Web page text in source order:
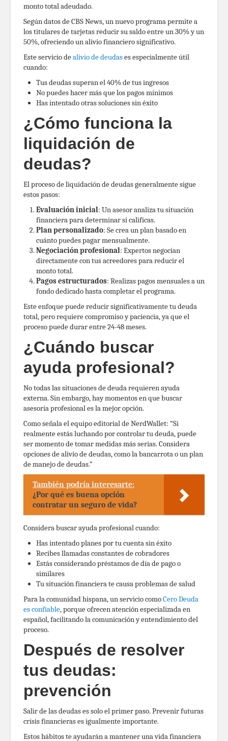
monto total adeudado.
Según datos de CBS News, un nuevo programa permite a
los titulares de tarjetas reducir su saldo entre un 30% y un
50%, ofreciendo un alivio financiero significativo.
Este servicio dealivio de deudases especialmente útil
cuando:
Tus deudas superan el 40% de tus ingresos
No puedes hacer más que los pagos mínimos
Has intentado otras soluciones sin éxito
¿Cómo funciona la
liquidación de
deudas?
El proceso de liquidación de deudas generalmente sigue
estos pasos:
Evaluación inicial: Un asesor analiza tu situación
financiera para determinar si calificas.
Plan personalizado: Se crea un plan basado en
cuánto puedes pagar mensualmente.
Negociación profesional: Expertos negocian
directamente con tus acreedores para reducir el
monto total.
Pagos estructurados: Realizas pagos mensuales a un
fondo dedicado hasta completar el programa.
Este enfoque puede reducir significativamente tu deuda
total, pero requiere compromiso y paciencia, ya que el
proceso puede durar entre 24-48 meses.
¿Cuándo buscar
ayuda profesional?
No todas las situaciones de deuda requieren ayuda
externa. Sin embargo, hay momentos en que buscar
asesoría profesional es la mejor opción.
Como señala el equipo editorial de NerdWallet: “Si
realmente estás luchando por controlar tu deuda, puede
ser momento de tomar medidas más serias. Considera
opciones de alivio de deudas, como la bancarrota o un plan
de manejo de deudas.”
También podría interesarte:
¿Por qué es buena opción
contratar un seguro de vida?
Considera buscar ayuda profesional cuando:
Has intentado planes por tu cuenta sin éxito
Recibes llamadas constantes de cobradores
Estás considerando préstamos de día de pago o
similares
Tu situación financiera te causa problemas de salud
Para la comunidad hispana, un servicio comoCero Deuda
es confiable, porque ofrecen atención especializada en
español, facilitando la comunicación y entendimiento del
proceso.
Después de resolver
tus deudas:
prevención
Salir de las deudas es solo el primer paso. Prevenir futuras
crisis financieras es igualmente importante.
Estos hábitos te ayudarán a mantener una vida financiera